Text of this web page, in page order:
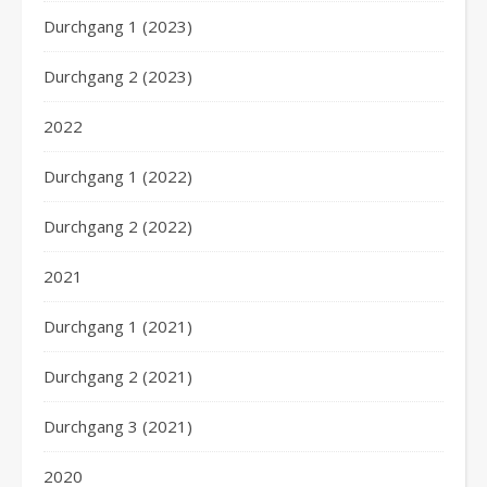
Durchgang 1 (2023)
Durchgang 2 (2023)
2022
Durchgang 1 (2022)
Durchgang 2 (2022)
2021
Durchgang 1 (2021)
Durchgang 2 (2021)
Durchgang 3 (2021)
2020